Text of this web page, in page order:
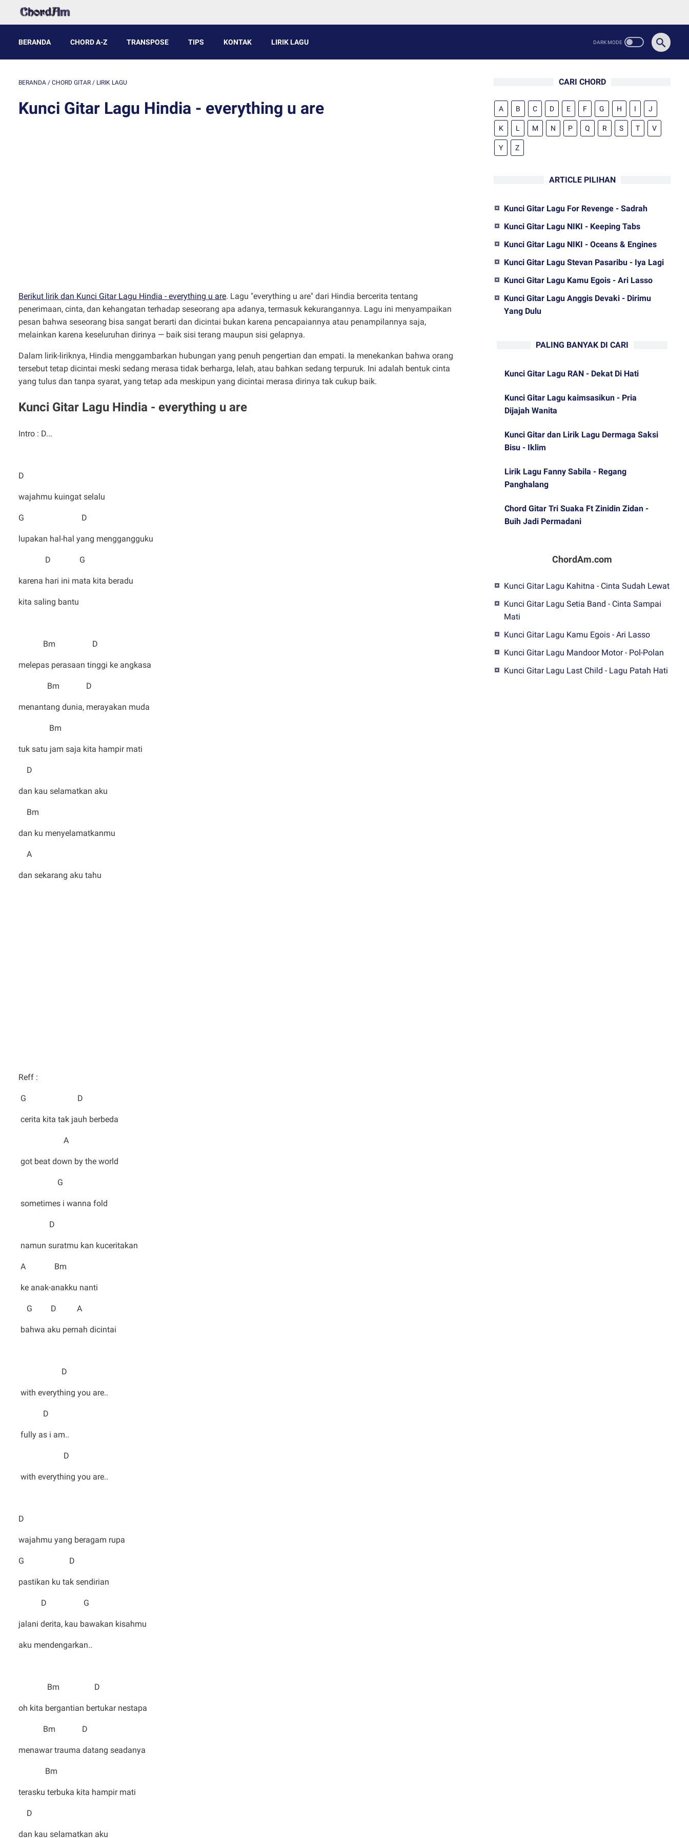
BERANDA CHORD A-Z TRANSPOSE TIPS KONTAK LIRIK LAGU
BERANDA / CHORD GITAR / LIRIK LAGU
Kunci Gitar Lagu Hindia - everything u are
Berikut lirik dan Kunci Gitar Lagu Hindia - everything u are. Lagu "everything u are" dari Hindia bercerita tentang
penerimaan, cinta, dan kehangatan terhadap seseorang apa adanya, termasuk kekurangannya. Lagu ini menyampaikan
pesan bahwa seseorang bisa sangat berarti dan dicintai bukan karena pencapaiannya atau penampilannya saja,
melainkan karena keseluruhan dirinya — baik sisi terang maupun sisi gelapnya.
Dalam lirik-liriknya, Hindia menggambarkan hubungan yang penuh pengertian dan empati. Ia menekankan bahwa orang
tersebut tetap dicintai meski sedang merasa tidak berharga, lelah, atau bahkan sedang terpuruk. Ini adalah bentuk cinta
yang tulus dan tanpa syarat, yang tetap ada meskipun yang dicintai merasa dirinya tak cukup baik.
Kunci Gitar Lagu Hindia - everything u are
Intro : D...
D
wajahmu kuingat selalu
G D
lupakan hal-hal yang menggangguku
D G
karena hari ini mata kita beradu
kita saling bantu
Bm D
melepas perasaan tinggi ke angkasa
Bm D
menantang dunia, merayakan muda
Bm
tuk satu jam saja kita hampir mati
D
dan kau selamatkan aku
Bm
dan ku menyelamatkanmu
A
dan sekarang aku tahu
Reff :
G D
cerita kita tak jauh berbeda
A
got beat down by the world
G
sometimes i wanna fold
D
namun suratmu kan kuceritakan
A Bm
ke anak-anakku nanti
G D A
bahwa aku pernah dicintai
D
with everything you are..
D
fully as i am..
D
with everything you are..
D
wajahmu yang beragam rupa
G D
pastikan ku tak sendirian
D G
jalani derita, kau bawakan kisahmu
aku mendengarkan..
Bm D
oh kita bergantian bertukar nestapa
Bm D
menawar trauma datang seadanya
Bm
terasku terbuka kita hampir mati
D
dan kau sеlamatkan aku
CARI CHORD
A B C D E F G H I J
K L M N P Q R S T V
Y Z
ARTICLE PILIHAN
Kunci Gitar Lagu For Revenge - Sadrah
Kunci Gitar Lagu NIKI - Keeping Tabs
Kunci Gitar Lagu NIKI - Oceans & Engines
Kunci Gitar Lagu Stevan Pasaribu - Iya Lagi
Kunci Gitar Lagu Kamu Egois - Ari Lasso
Kunci Gitar Lagu Anggis Devaki - Dirimu
Yang Dulu
PALING BANYAK DI CARI
Kunci Gitar Lagu RAN - Dekat Di Hati
Kunci Gitar Lagu kaimsasikun - Pria
Dijajah Wanita
Kunci Gitar dan Lirik Lagu Dermaga Saksi
Bisu - Iklim
Lirik Lagu Fanny Sabila - Regang
Panghalang
Chord Gitar Tri Suaka Ft Zinidin Zidan -
Buih Jadi Permadani
ChordAm.com
Kunci Gitar Lagu Kahitna - Cinta Sudah Lewat
Kunci Gitar Lagu Setia Band - Cinta Sampai
Mati
Kunci Gitar Lagu Kamu Egois - Ari Lasso
Kunci Gitar Lagu Mandoor Motor - Pol-Polan
Kunci Gitar Lagu Last Child - Lagu Patah Hati